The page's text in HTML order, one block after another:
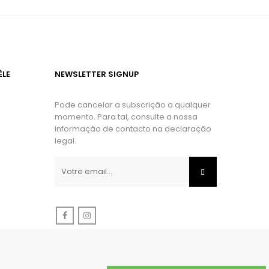
NEWSLETTER SIGNUP
Pode cancelar a subscrição a qualquer
momento. Para tal, consulte a nossa
informação de contacto na declaração
legal.
Facebook